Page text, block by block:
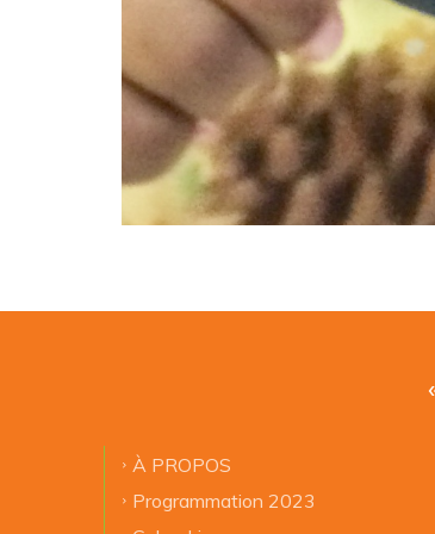
À PROPOS
Programmation 2023